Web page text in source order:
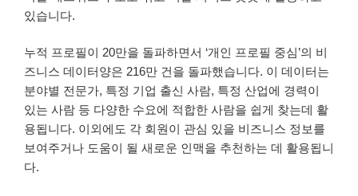
있습니다.
누적 프로필이 20만을 돌파하면서 ‘개인 프로필 중심’의 비
즈니스 데이터양은 216만 건을 돌파했습니다. 이 데이터는
분야별 전문가, 특정 기업 출신 사람, 특정 산업에 경력이
있는 사람 등 다양한 수요에 적합한 사람을 쉽게 찾는데 활
용됩니다. 이외에도 각 회원이 관심 있을 비즈니스 정보를
보여주거나 도움이 될 새로운 인맥을 추천하는 데 활용됩니
다.